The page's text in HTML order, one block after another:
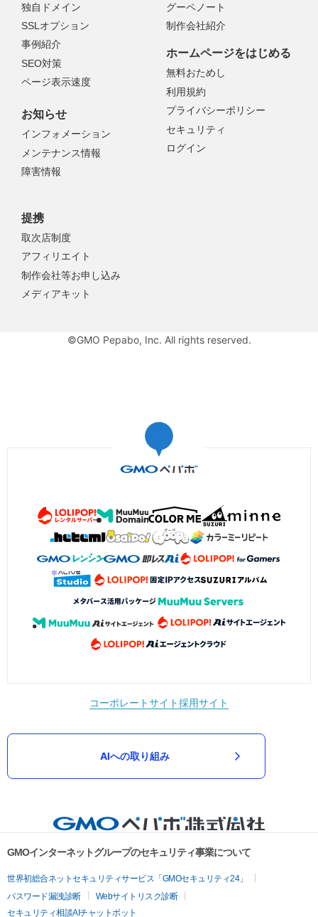
独自ドメイン
SSLオプション
事例紹介
SEO対策
ページ表示速度
グーペノート
制作会社紹介
お知らせ
インフォメーション
メンテナンス情報
障害情報
提携
取次店制度
アフィリエイト
制作会社等お申し込み
メディアキット
ホームページをはじめる
無料おためし
利用規約
プライバシーポリシー
セキュリティ
ログイン
©GMO Pepabo, Inc. All rights reserved.
コーポレートサイト採用サイト
AIへの取り組み
GMOインターネットグループのセキュリティ事業について
世界初総合ネットセキュリティサービス「GMOセキュリティ24」
パスワード漏洩診断
Webサイトリスク診断
セキュリティ相談AIチャットボット